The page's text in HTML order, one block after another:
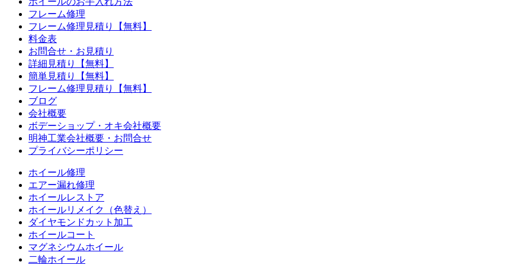
フレーム修理
フレーム修理見積り【無料】
料金表
お問合せ・お見積り
詳細見積り【無料】
簡単見積り【無料】
フレーム修理見積り【無料】
ブログ
会社概要
ボデーショップ・オキ会社概要
明神工業会社概要・お問合せ
プライバシーポリシー
ホイール修理
エアー漏れ修理
ホイールレストア
ホイールリメイク（色替え）
ダイヤモンドカット加工
ホイールコート
マグネシウムホイール
二輪ホイール